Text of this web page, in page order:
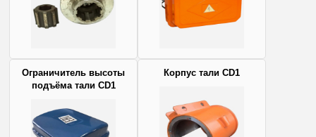
Ограничитель высоты
подъёма тали CD1
Корпус тали CD1